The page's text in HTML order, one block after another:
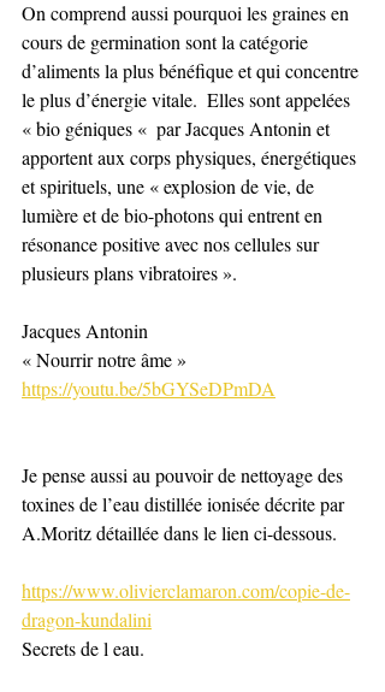
On comprend aussi pourquoi les graines en
cours de germination sont la catégorie
d’aliments la plus bénéfique et qui concentre
le plus d’énergie vitale.  Elles sont appelées
« bio géniques «  par Jacques Antonin et
apportent aux corps physiques, énergétiques
et spirituels, une « explosion de vie, de
lumière et de bio-photons qui entrent en
résonance positive avec nos cellules sur
plusieurs plans vibratoires ».
Jacques Antonin
« Nourrir notre âme »
https://youtu.be/5bGYSeDPmDA
Je pense aussi au pouvoir de nettoyage des
toxines de l’eau distillée ionisée décrite par
A.Moritz détaillée dans le lien ci-dessous.
https://www.olivierclamaron.com/copie-de-
dragon-kundalini
Secrets de l eau.